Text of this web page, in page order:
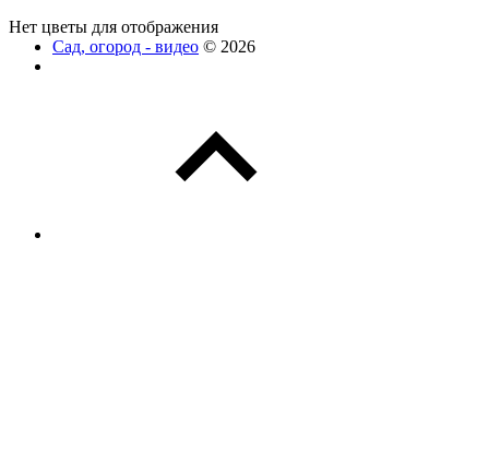
Нет цветы для отображения
Сад, огород - видео © 2026